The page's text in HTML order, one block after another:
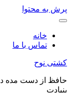
پرش به محتوا
خانه
تماس با ما
کشتی نوح
حافظ از دست مده
بنیادت